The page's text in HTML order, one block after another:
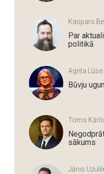
Kaspars
Par
politikā
Agrita
Būvju
Toms
sākums
Jānis